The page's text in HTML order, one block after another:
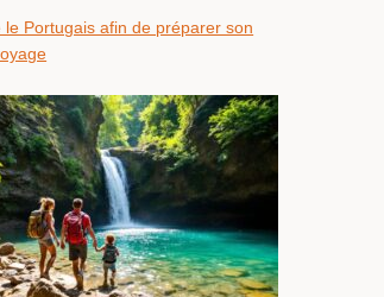
le Portugais afin de préparer son